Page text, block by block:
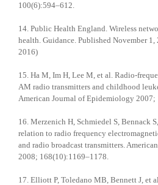
100(6):594–612.
14. Public Health England. Wireless
health. Guidance. Published November 1,
2016)
15. Ha M, Im H, Lee M, et al. Radio-
AM radio transmitters and childhood
American Journal of Epidemiology
16. Merzenich H, Schmiedel S, Bennack
relation to radio frequency
and radio broadcast transmitters.
2008; 168(10):1169–1178.
17. Elliott P, Toledano MB, Bennett J, et